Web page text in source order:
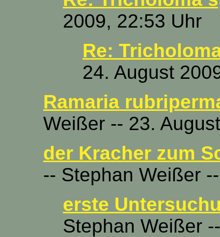
2009, 22:53 Uhr
Re:
24. August
Ramaria
Weißer -- 23.
der Kracher zum
-- Stephan Weißer
erste
Stephan Weißer